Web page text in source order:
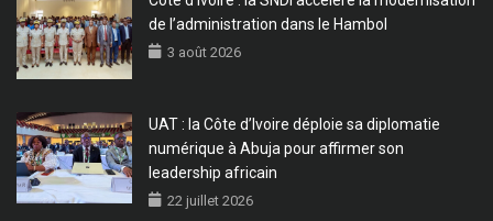
de l’administration dans le Hambol
3 août 2026
UAT : la Côte d’Ivoire déploie sa diplomatie
numérique à Abuja pour affirmer son
leadership africain
22 juillet 2026